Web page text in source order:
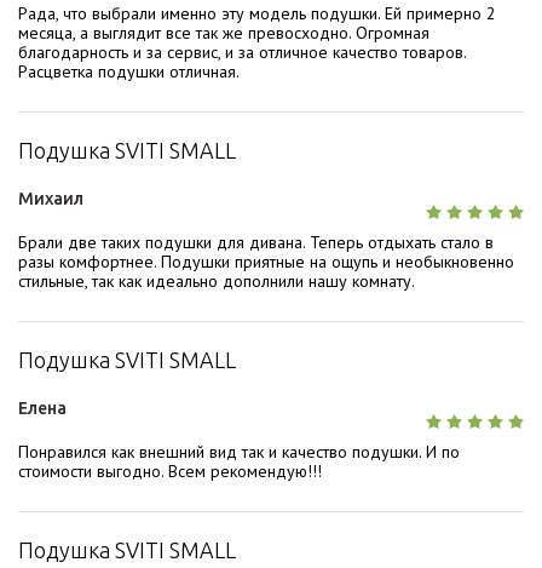
Рада, что выбрали именно эту модель подушки. Ей примерно 2
месяца, а выглядит все так же превосходно. Огромная
благодарность и за сервис, и за отличное качество товаров.
Расцветка подушки отличная.
Подушка SVITI SMALL
Михаил
Брали две таких подушки для дивана. Теперь отдыхать стало в
разы комфортнее. Подушки приятные на ощупь и необыкновенно
стильные, так как идеально дополнили нашу комнату.
Подушка SVITI SMALL
Елена
Понравился как внешний вид так и качество подушки. И по
стоимости выгодно. Всем рекомендую!!!
Подушка SVITI SMALL